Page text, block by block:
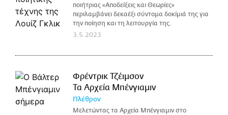
ποιήτριας «Αποδείξεις και Θεωρίες»
περιλαμβάνει δεκαέξι σύντομα δοκίμιά της για
την ποίηση και τη λειτουργία της.
3.5.2023
Φρέντρικ Τζέιμσον
Τα Αρχεία Μπένγιαμιν
Πλέθρον
Μελετώντας τα Αρχεία Μπένγιαμιν στο